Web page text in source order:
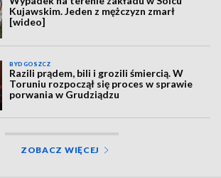
Kujawskim. Jeden z mężczyzn zmarł
[wideo]
BYDGOSZCZ
Razili prądem, bili i grozili śmiercią. W
Toruniu rozpoczął się proces w sprawie
porwania w Grudziądzu
ZOBACZ WIĘCEJ